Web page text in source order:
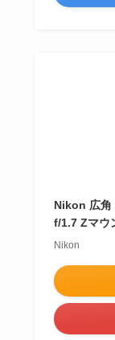
Nikon 広角
f/1.7 Zマウ
Nikon